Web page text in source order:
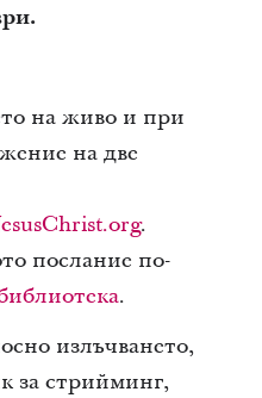
на живо и при
на две
.
послание по-
.
излъчването,
за стрийминг,